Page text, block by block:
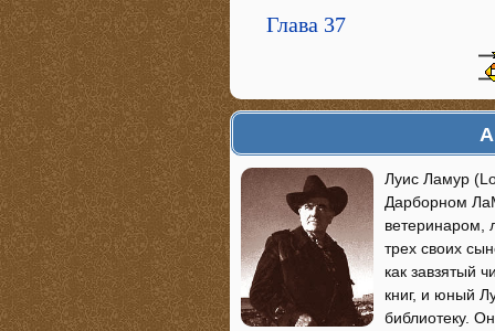
Глава 37
Луис Ламур
Дарборном
ветеринаром,
трех своих
как завзятый
книг, и юный
библиотеку.